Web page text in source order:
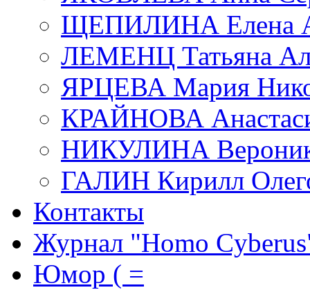
ЩЕПИЛИНА Елена
ЛЕМЕНЦ Татьяна
ЯРЦЕВА Мария
КРАЙНОВА
НИКУЛИНА
ГАЛИН Кирилл
Контакты
Журнал "Homo
Юмор ( =